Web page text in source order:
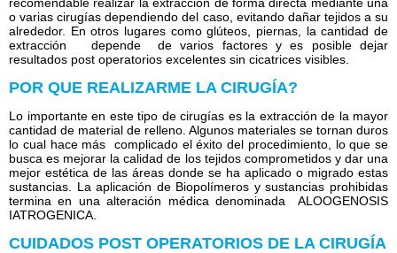
o varias cirugías dependiendo del caso, evitando dañar tejidos a su
alrededor. En otros lugares como glúteos, piernas, la cantidad de
extracción depende de varios factores y es posible dejar
resultados post operatorios excelentes sin cicatrices visibles.
POR QUE REALIZARME LA CIRUGÍA?
Lo importante en este tipo de cirugías es la extracción de la mayor
cantidad de material de relleno. Algunos materiales se tornan duros
lo cual hace más complicado el éxito del procedimiento, lo que se
busca es mejorar la calidad de los tejidos comprometidos y dar una
mejor estética de las áreas donde se ha aplicado o migrado estas
sustancias. La aplicación de Biopolímeros y sustancias prohibidas
termina en una alteración médica denominada ALOOGENOSIS
IATROGENICA.
CUIDADOS POST OPERATORIOS DE LA CIRUGÍA